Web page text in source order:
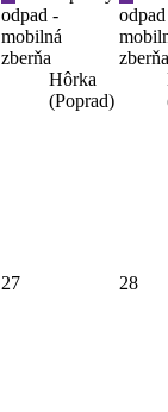
odpad -
mobilná
zberňa
Hôrka
(Poprad)
zberňa
27 28